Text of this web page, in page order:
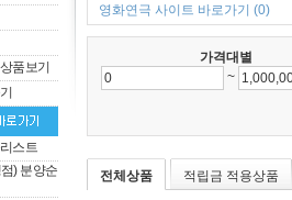
품보기
스트
) 분양순
영화연극 사이트 바로가기 (0)
가격대별
~
전체상품 적립금 적용상품